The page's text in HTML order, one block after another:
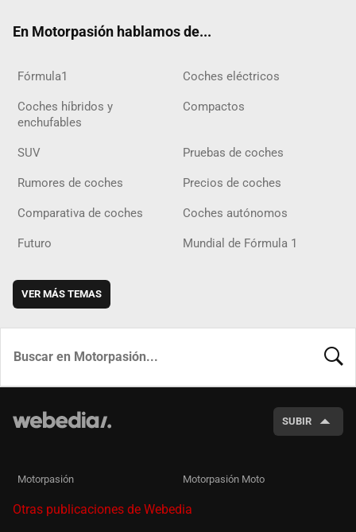
En Motorpasión hablamos de...
Fórmula1 Coches eléctricos
Coches híbridos y
enchufables
Compactos
SUV Pruebas de coches
Rumores de coches Precios de coches
Comparativa de coches Coches autónomos
Futuro Mundial de Fórmula 1
VER MÁS TEMAS
SUBIR
Motorpasión Motorpasión Moto
Otras publicaciones de Webedia